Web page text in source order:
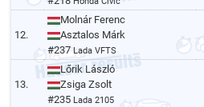
12.
Molnár Ferenc
Asztalos Márk
#237Lada VFTS
13.
Lőrik László
Zsiga Zsolt
#235 Lada 2105